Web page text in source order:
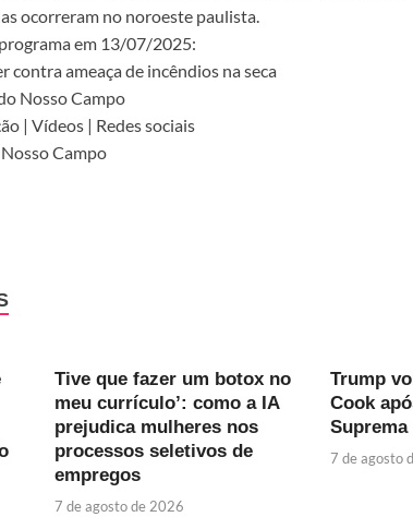
ocorreram no noroeste paulista.
em 13/07/2025:
ameaça de incêndios na seca
Nosso Campo
| Vídeos | Redes sociais
Campo
Tive que fazer um botox no
meu currículo’: como a IA
prejudica mulheres nos
processos seletivos de
empregos
7 de agosto de 2026
Trump
Cook
7 de agosto